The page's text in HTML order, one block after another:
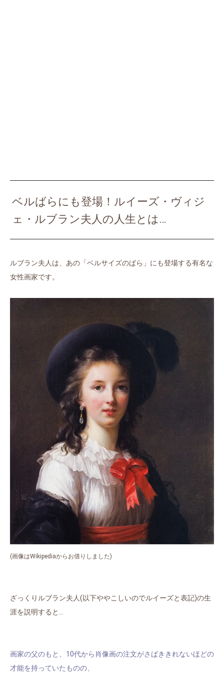
ベルばらにも登場！ルイーズ・ヴィジ
ェ・ルブラン夫人の人生とは…
ルブラン夫人は、あの「ベルサイズのばら」にも登場する有名な
女性画家です。
(画像はWikipediaからお借りしました)
ざっくりルブラン夫人(以下ややこしいのでルイーズと表記)の生
涯を説明すると…
画家の父のもと、10代から肖像画の注文がさばききれないほどの
才能を持っていたものの、